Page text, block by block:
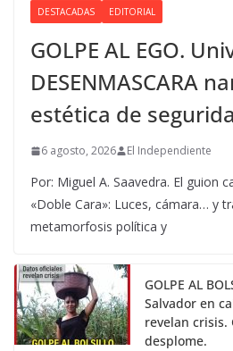
DESTACADAS EDITORIAL
GOLPE AL EGO.
DESENMASCARA
estética de
6 agosto, 2026 El Independiente
Por: Miguel A. Saavedra. El guion
«Doble Cara»: Luces, cámara… y
metamorfosis política y
GOLPE AL
Salvador en
revelan crisis.
desplome.